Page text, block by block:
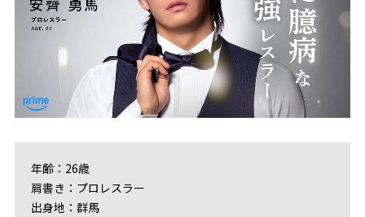
年齢：26歳
肩書き：プロレスラー
出身地：群馬